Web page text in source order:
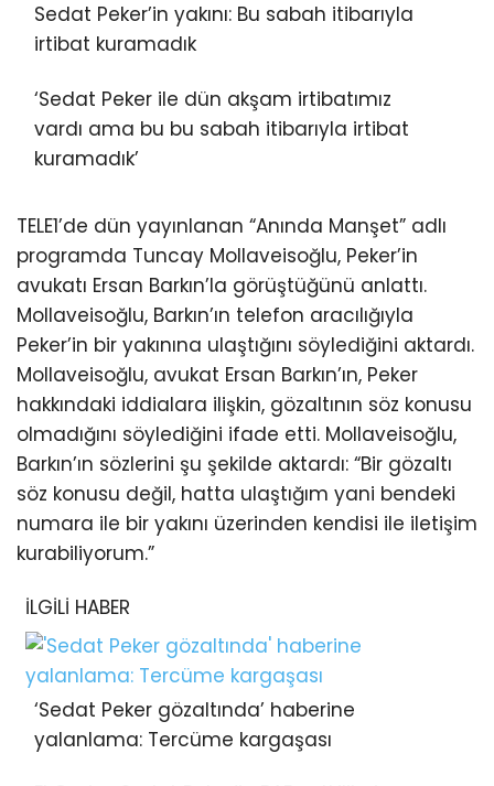
Sedat Peker’in yakını: Bu sabah itibarıyla
irtibat kuramadık
‘Sedat Peker ile dün akşam irtibatımız
vardı ama bu bu sabah itibarıyla irtibat
kuramadık’
TELE1’de dün yayınlanan “Anında Manşet” adlı
programda Tuncay Mollaveisoğlu, Peker’in
avukatı Ersan Barkın’la görüştüğünü anlattı.
Mollaveisoğlu, Barkın’ın telefon aracılığıyla
Peker’in bir yakınına ulaştığını söylediğini aktardı.
Mollaveisoğlu, avukat Ersan Barkın’ın, Peker
hakkındaki iddialara ilişkin, gözaltının söz konusu
olmadığını söylediğini ifade etti. Mollaveisoğlu,
Barkın’ın sözlerini şu şekilde aktardı: “Bir gözaltı
söz konusu değil, hatta ulaştığım yani bendeki
numara ile bir yakını üzerinden kendisi ile iletişim
kurabiliyorum.”
İLGİLİ HABER
‘Sedat Peker gözaltında’ haberine
yalanlama: Tercüme kargaşası